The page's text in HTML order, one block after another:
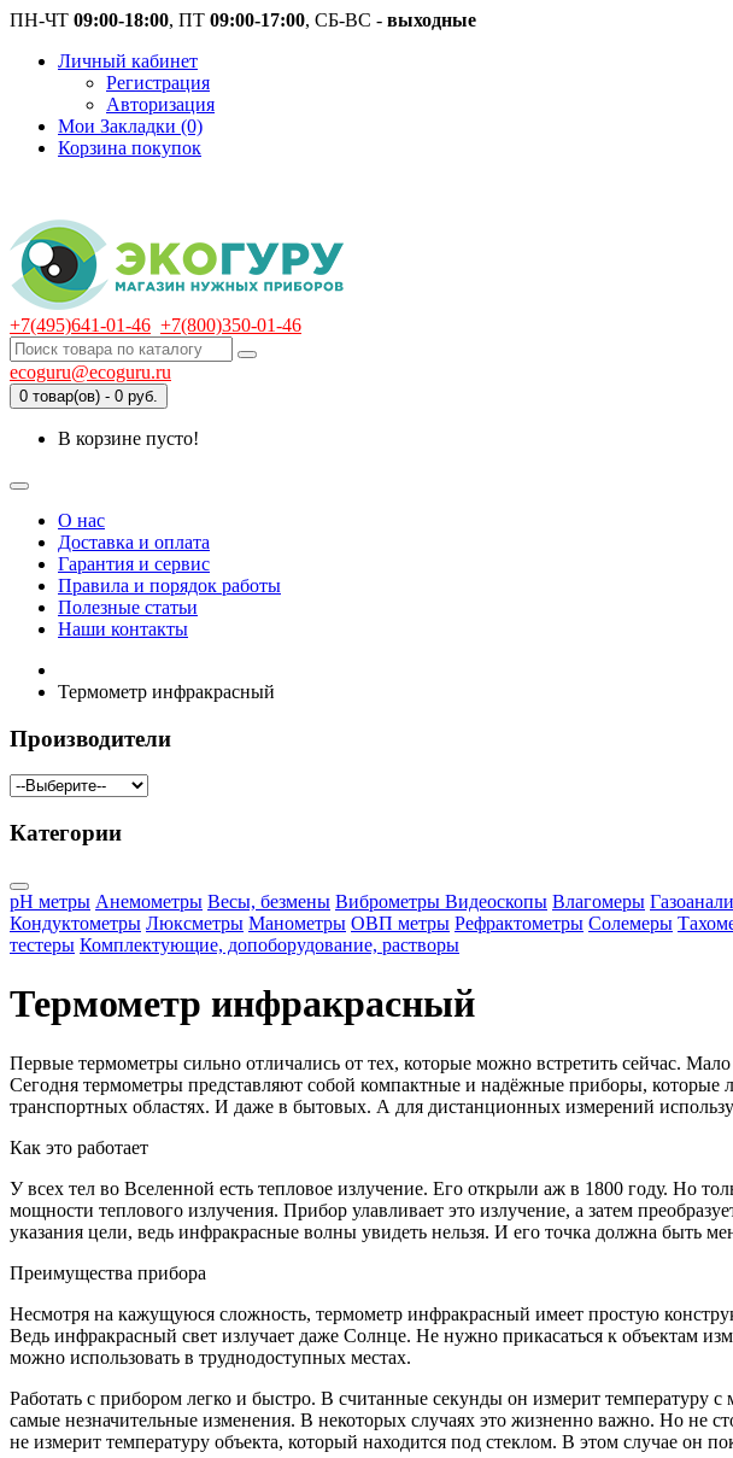
ПН-ЧТ 09:00-18:00, ПТ 09:00-17:00, СБ-ВС - выходные
Личный кабинет
Регистрация
Авторизация
Мои Закладки (0)
Корзина покупок
+7(495)641-01-46 +7(800)350-01-46
ecoguru@ecoguru.ru
0 товар(ов) - 0 руб.
В корзине пусто!
О нас
Доставка и оплата
Гарантия и сервис
Правила и порядок работы
Полезные статьи
Наши контакты
Термометр инфракрасный
Производители
Категории
pH метры Анемометры Весы, безмены Виброметры Видеоскопы Влагомеры
Кондуктометры Люксметры Манометры ОВП метры Рефрактометры Солемеры
тестеры Комплектующие, допоборудование, растворы
Термометр инфракрасный
Первые термометры сильно отличались от тех, которые можно встретить сейчас.
Сегодня термометры представляют собой компактные и надёжные приборы,
транспортных областях. И даже в бытовых. А для дистанционных измерений
Как это работает
У всех тел во Вселенной есть тепловое излучение. Его открыли аж в 1800 году. Но
мощности теплового излучения. Прибор улавливает это излучение, а затем
указания цели, ведь инфракрасные волны увидеть нельзя. И его точка должна быть
Преимущества прибора
Несмотря на кажущуюся сложность, термометр инфракрасный имеет простую
Ведь инфракрасный свет излучает даже Солнце. Не нужно прикасаться к объектам
можно использовать в труднодоступных местах.
Работать с прибором легко и быстро. В считанные секунды он измерит
самые незначительные изменения. В некоторых случаях это жизненно важно. Но
не измерит температуру объекта, который находится под стеклом. В этом случае он